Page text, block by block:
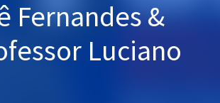
Fernandes &
Luciano